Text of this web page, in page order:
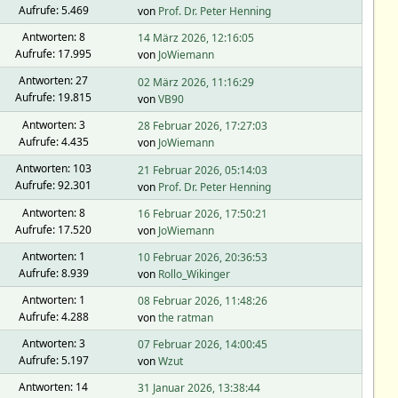
Aufrufe: 5.469
von Prof. Dr. Peter Henning
Antworten: 8
Aufrufe: 17.995
14 März 2026, 12:16:05
von JoWiemann
Antworten: 27
Aufrufe: 19.815
02 März 2026, 11:16:29
vonVB90
Antworten: 3
Aufrufe: 4.435
28 Februar 2026, 17:27:03
von JoWiemann
Antworten: 103
Aufrufe: 92.301
21 Februar 2026, 05:14:03
von Prof. Dr. Peter Henning
Antworten: 8
Aufrufe: 17.520
16 Februar 2026, 17:50:21
von JoWiemann
Antworten: 1
Aufrufe: 8.939
10 Februar 2026, 20:36:53
von Rollo_Wikinger
Antworten: 1
Aufrufe: 4.288
08 Februar 2026, 11:48:26
vonthe ratman
Antworten: 3
Aufrufe: 5.197
07 Februar 2026, 14:00:45
vonWzut
Antworten: 14
31 Januar 2026, 13:38:44